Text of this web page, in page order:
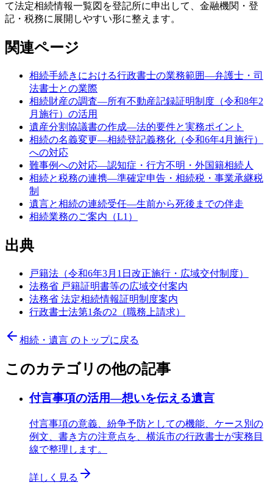
て法定相続情報一覧図を登記所に申出して、金融機関・登
記・税務に展開しやすい形に整えます。
関連ページ
相続手続きにおける行政書士の業務範囲—弁護士・司
法書士との業際
相続財産の調査—所有不動産記録証明制度（令和8年2
月施行）の活用
遺産分割協議書の作成—法的要件と実務ポイント
相続の名義変更—相続登記義務化（令和6年4月施行）
への対応
難事例への対応—認知症・行方不明・外国籍相続人
相続と税務の連携—準確定申告・相続税・事業承継税
制
遺言と相続の連続受任—生前から死後までの伴走
相続業務のご案内（L1）
出典
戸籍法（令和6年3月1日改正施行・広域交付制度）
法務省 戸籍証明書等の広域交付案内
法務省 法定相続情報証明制度案内
行政書士法第1条の2（職務上請求）
相続・遺言 のトップに戻る
このカテゴリの他の記事
付言事項の活用—想いを伝える遺言
付言事項の意義、紛争予防としての機能、ケース別の
例文、書き方の注意点を、横浜市の行政書士が実務目
線で整理します。
詳しく見る